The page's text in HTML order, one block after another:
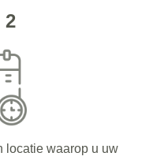
2
locatie waarop u uw